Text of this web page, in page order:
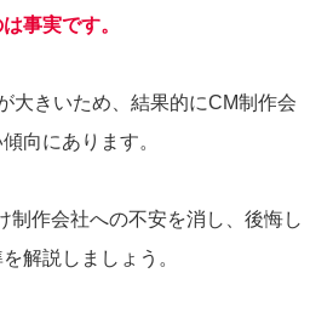
事実です。
大きいため、結果的にCM制作会
向にあります。
制作会社への不安を消し、後悔し
解説しましょう。